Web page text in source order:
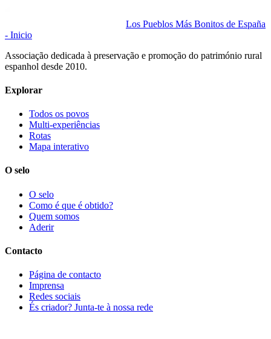
Los Pueblos Más Bonitos de España
- Inicio
Associação dedicada à preservação e promoção do património rural
espanhol desde 2010.
Explorar
Todos os povos
Multi-experiências
Rotas
Mapa interativo
O selo
O selo
Como é que é obtido?
Quem somos
Aderir
Contacto
Página de contacto
Imprensa
Redes sociais
És criador? Junta-te à nossa rede